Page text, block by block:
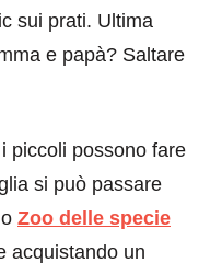
sui prati. Ultima
e papà? Saltare
piccoli possono fare
si può passare
Zoo delle specie
acquistando un